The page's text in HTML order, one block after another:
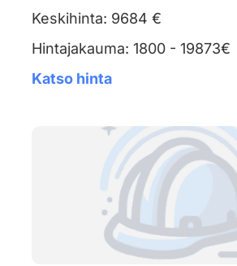
Keskihinta: 9684 €
Hintajakauma: 1800 - 19873€
Katso hinta